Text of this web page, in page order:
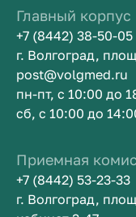
Главный корпус
+7 (8442) 38-50-05
г. Волгоград,
post@volgmed.ru
пн-пт, с 10:00 до
сб, с 10:00 до
Приемная
+7 (8442) 53-23-33
г. Волгоград,